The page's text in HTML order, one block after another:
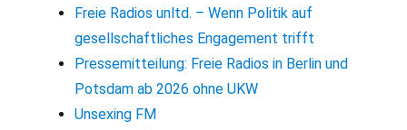
Freie Radios unltd. – Wenn Politik auf
gesellschaftliches Engagement trifft
Pressemitteilung: Freie Radios in Berlin und
Potsdam ab 2026 ohne UKW
Unsexing FM